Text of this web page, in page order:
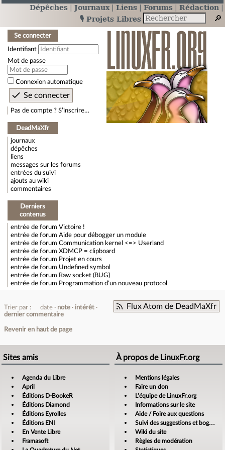
Dépêches Journaux Liens Forums
Rédaction
🎙️ Projets Libres
Se connecter
Identifiant
Mot de passe
Connexion automatique
Pas de compte ? S’inscrire…
DeadMaXfr
journaux
dépêches
liens
messages sur les forums
entrées du suivi
ajouts au wiki
commentaires
Derniers
contenus
entrée de forum Victoire !
entrée de forum Aide pour débogger un module
entrée de forum Communication kernel <=> Userland
entrée de forum XDMCP = clipboard
entrée de forum Projet en cours
entrée de forum Undefined symbol
entrée de forum Raw socket (BUG)
entrée de forum Programmation d'un nouveau protocol
Flux Atom de DeadMaXfr
Trier par : date note
intérêt
dernier commentaire
Revenir en haut de page
Sites amis
Agenda du Libre
April
Éditions D-BookeR
Éditions Diamond
Éditions Eyrolles
Éditions ENI
En Vente Libre
Framasoft
À propos de LinuxFr.org
Mentions légales
Faire un don
L’équipe de LinuxFr.org
Informations sur le site
Aide / Foire aux questions
Suivi des suggestions et bogues
Wiki du site
Règles de modération